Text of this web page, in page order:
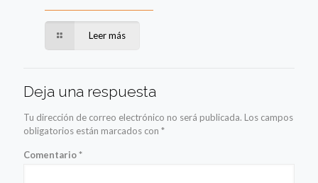
Leer más
Deja una respuesta
Tu dirección de correo electrónico no será publicada. Los campos
obligatorios están marcados con *
Comentario*